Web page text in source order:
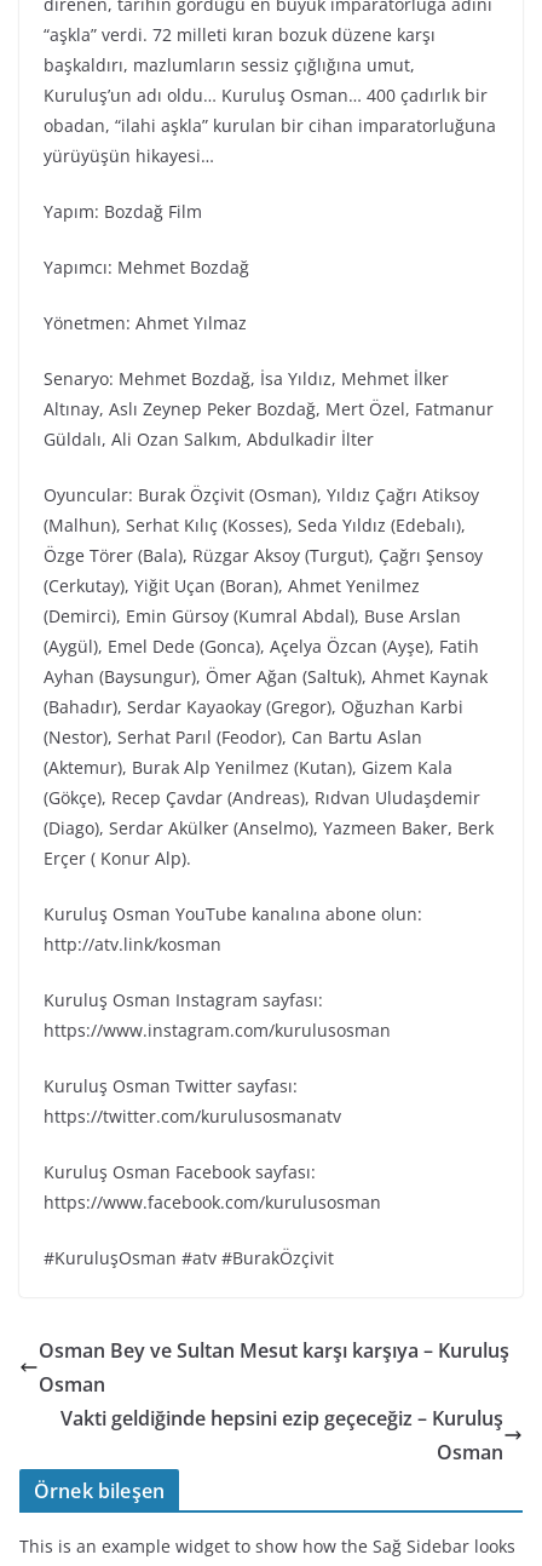
“aşkla” verdi. 72 milleti kıran bozuk düzene karşı
başkaldırı, mazlumların sessiz çığlığına umut,
Kuruluş’un adı oldu… Kuruluş Osman… 400 çadırlık bir
obadan, “ilahi aşkla” kurulan bir cihan imparatorluğuna
yürüyüşün hikayesi…
Yapım: Bozdağ Film
Yapımcı: Mehmet Bozdağ
Yönetmen: Ahmet Yılmaz
Senaryo: Mehmet Bozdağ, İsa Yıldız, Mehmet İlker
Altınay, Aslı Zeynep Peker Bozdağ, Mert Özel, Fatmanur
Güldalı, Ali Ozan Salkım, Abdulkadir İlter
Oyuncular: Burak Özçivit (Osman), Yıldız Çağrı Atiksoy
(Malhun), Serhat Kılıç (Kosses), Seda Yıldız (Edebalı),
Özge Törer (Bala), Rüzgar Aksoy (Turgut), Çağrı Şensoy
(Cerkutay), Yiğit Uçan (Boran), Ahmet Yenilmez
(Demirci), Emin Gürsoy (Kumral Abdal), Buse Arslan
(Aygül), Emel Dede (Gonca), Açelya Özcan (Ayşe), Fatih
Ayhan (Baysungur), Ömer Ağan (Saltuk), Ahmet Kaynak
(Bahadır), Serdar Kayaokay (Gregor), Oğuzhan Karbi
(Nestor), Serhat Parıl (Feodor), Can Bartu Aslan
(Aktemur), Burak Alp Yenilmez (Kutan), Gizem Kala
(Gökçe), Recep Çavdar (Andreas), Rıdvan Uludaşdemir
(Diago), Serdar Akülker (Anselmo), Yazmeen Baker, Berk
Erçer ( Konur Alp).
Kuruluş Osman YouTube kanalına abone olun:
http://atv.link/kosman
Kuruluş Osman Instagram sayfası:
https://www.instagram.com/kurulusosman
Kuruluş Osman Twitter sayfası:
https://twitter.com/kurulusosmanatv
Kuruluş Osman Facebook sayfası:
https://www.facebook.com/kurulusosman
#KuruluşOsman #atv #BurakÖzçivit
Osman Bey ve Sultan Mesut karşı karşıya – Kuruluş
Osman
Vakti geldiğinde hepsini ezip geçeceğiz – Kuruluş
Osman
Örnek bileşen
This is an example widget to show how the Sağ Sidebar looks